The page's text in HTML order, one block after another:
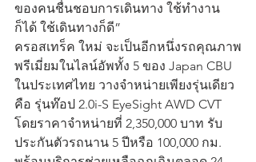
ของคนชื่นชอบการเดินทาง ใช้ทำงาน
ก็ได้ ใช้เดินทางก็ดี”
ครอสเทร็ค ใหม่ จะเป็นอีกหนึ่งรถคุณภาพ
พรีเมี่ยมในไลน์อัพทั้ง 5 ของ Japan CBU
ในประเทศไทย วางจำหน่ายเพียงรุ่นเดียว
คือ รุ่นท๊อป 2.0i-S EyeSight AWD CVT
โดยราคาจำหน่ายที่ 2,350,000 บาท รับ
ประกันตัวรถนาน 5 ปีหรือ 100,000 กม.